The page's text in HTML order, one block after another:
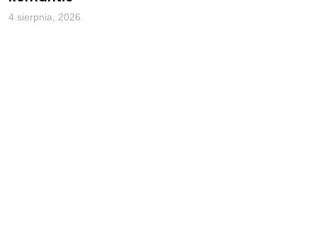
4 sierpnia, 2026